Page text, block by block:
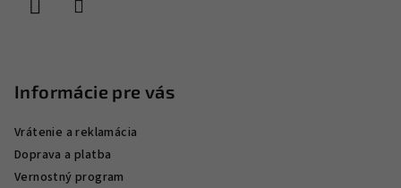
Informácie pre vás
Vrátenie a reklamácia
Doprava a platba
Vernostný program